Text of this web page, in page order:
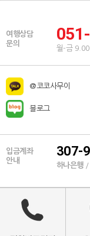
여행상담
문의
월-금
@코코사무이
블로그
입금계좌
안내
307-
하나은행/